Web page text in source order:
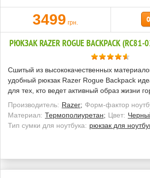
3499 грн.
РЮКЗАК RAZER ROGUE BACKPACK
Сшитый из высококачественных
удобный рюкзак Razer Rogue Backpack
для тех, кто ведет активный образ жизни
Производитель: Razer; Форм-фактор
Материал: Термополиуретан; Цвет:
Тип сумки для ноутбука: рюкзак для